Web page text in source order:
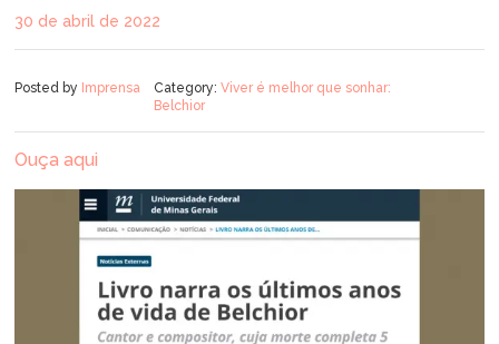
30 de abril de 2022
Posted by Imprensa Category: Viver é melhor que sonhar:
Belchior
Ouça aqui